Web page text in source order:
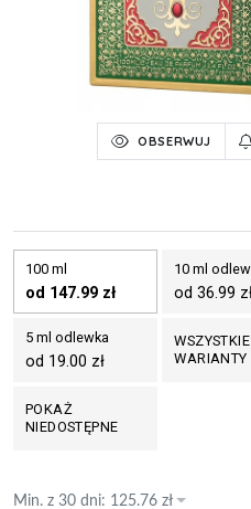
OBSERWUJ
100 ml
od 147.99 zł
10 ml
od 36.99
5 ml odlewka
od 19.00 zł
WSZYSTKIE
WARIANTY
POKAŻ
NIEDOSTĘPNE
Min. z 30 dni: 125.76 zł